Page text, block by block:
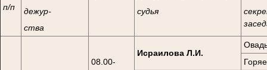
п/п
дежур-
ства
судья
08.00-
Исраилова Л.И.